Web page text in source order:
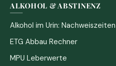
ALKOHOL & ABSTINENZ
Alkohol im Urin: Nachweiszeiten
ETG Abbau Rechner
MPU Leberwerte